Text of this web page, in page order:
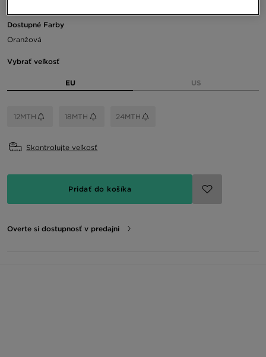
Dostupné Farby
Oranžová
Vybrať veľkosť
EU US
12MTH 18MTH 24MTH
Skontrolujte veľkosť
Pridať do košíka
Overte si dostupnosť v predajni